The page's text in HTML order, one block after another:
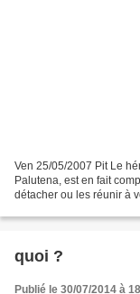
Ven 25/05/2007 Pit Le
Palutena, est en fait
détacher ou les réunir à
quoi ?
Publié le 30/07/2014 à